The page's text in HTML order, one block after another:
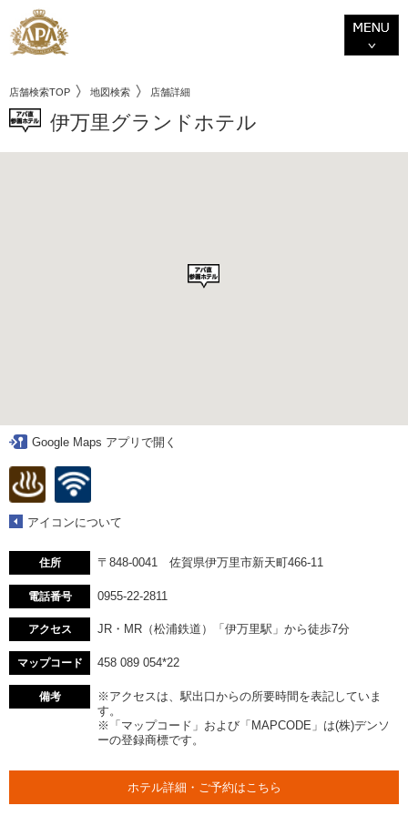
店舗検索TOP 地図検索 店舗詳細
伊万里グランドホテル
Google Maps アプリで開く
アイコンについて
住所 〒848-0041 佐賀県伊万里市新天町466-11
電話番号 0955-22-2811
アクセス JR・MR（松浦鉄道）「伊万里駅」から徒歩7分
マップコード 458 089 054*22
備考
※アクセスは、駅出口からの所要時間を表記していま
す。
※「マップコード」および「MAPCODE」は(株)デンソ
ーの登録商標です。
ホテル詳細・ご予約はこちら